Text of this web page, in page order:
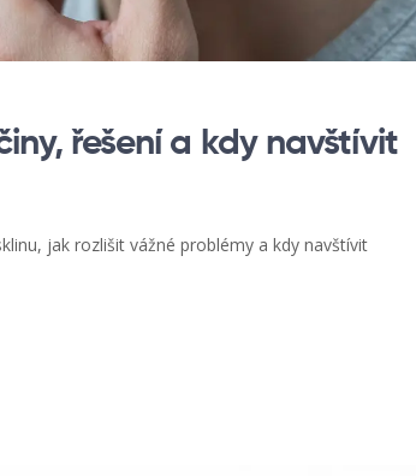
řešení a kdy navštívit
jak rozlišit vážné problémy a kdy navštívit